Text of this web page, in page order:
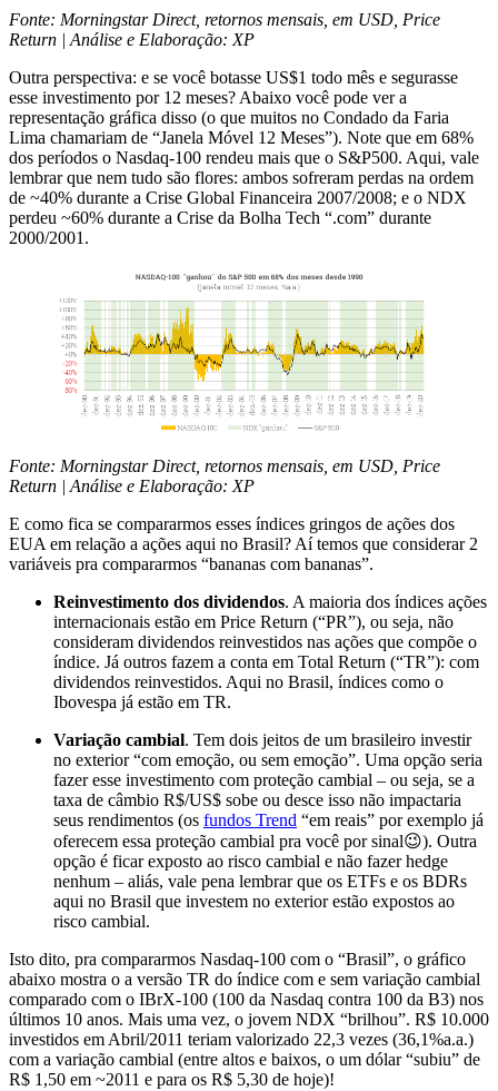
Fonte: Morningstar Direct, retornos mensais, em USD, Price
Return | Análise e Elaboração: XP
Outra perspectiva: e se você botasse US$1 todo mês e segurasse
esse investimento por 12 meses? Abaixo você pode ver a
representação gráfica disso (o que muitos no Condado da Faria
Lima chamariam de “Janela Móvel 12 Meses”). Note que em 68%
dos períodos o Nasdaq-100 rendeu mais que o S&P500. Aqui, vale
lembrar que nem tudo são flores: ambos sofreram perdas na ordem
de ~40% durante a Crise Global Financeira 2007/2008; e o NDX
perdeu ~60% durante a Crise da Bolha Tech “.com” durante
2000/2001.
Fonte: Morningstar Direct, retornos mensais, em USD, Price
Return | Análise e Elaboração: XP
E como fica se compararmos esses índices gringos de ações dos
EUA em relação a ações aqui no Brasil? Aí temos que considerar 2
variáveis pra compararmos “bananas com bananas”.
Reinvestimento dos dividendos. A maioria dos índices ações
internacionais estão em Price Return (“PR”), ou seja, não
consideram dividendos reinvestidos nas ações que compõe o
índice. Já outros fazem a conta em Total Return (“TR”): com
dividendos reinvestidos. Aqui no Brasil, índices como o
Ibovespa já estão em TR.
Variação cambial. Tem dois jeitos de um brasileiro investir
no exterior “com emoção, ou sem emoção”. Uma opção seria
fazer esse investimento com proteção cambial – ou seja, se a
taxa de câmbio R$/US$ sobe ou desce isso não impactaria
seus rendimentos (os fundos Trend “em reais” por exemplo já
oferecem essa proteção cambial pra você por sinal😉). Outra
opção é ficar exposto ao risco cambial e não fazer hedge
nenhum – aliás, vale pena lembrar que os ETFs e os BDRs
aqui no Brasil que investem no exterior estão expostos ao
risco cambial.
Isto dito, pra compararmos Nasdaq-100 com o “Brasil”, o gráfico
abaixo mostra o a versão TR do índice com e sem variação cambial
comparado com o IBrX-100 (100 da Nasdaq contra 100 da B3) nos
últimos 10 anos. Mais uma vez, o jovem NDX “brilhou”. R$ 10.000
investidos em Abril/2011 teriam valorizado 22,3 vezes (36,1%a.a.)
com a variação cambial (entre altos e baixos, o um dólar “subiu” de
R$ 1,50 em ~2011 e para os R$ 5,30 de hoje)!